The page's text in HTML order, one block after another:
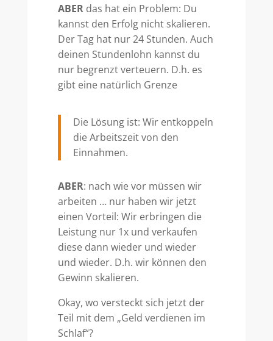
ABERdas hat ein Problem: Du
kannst den Erfolg nicht skalieren.
Der Tag hat nur 24 Stunden. Auch
deinen Stundenlohn kannst du
nur begrenzt verteuern. D.h. es
gibt eine natürlich Grenze
Die Lösung ist: Wir entkoppeln
die Arbeitszeit von den
Einnahmen.
ABER: nach wie vor müssen wir
arbeiten … nur haben wir jetzt
einen Vorteil: Wir erbringen die
Leistung nur 1x und verkaufen
diese dann wieder und wieder
und wieder. D.h. wir können den
Gewinn skalieren.
Okay, wo versteckt sich jetzt der
Teil mit dem „Geld verdienen im
Schlaf“?